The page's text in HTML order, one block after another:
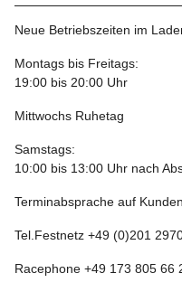
Neue Betriebszeiten im
Montags bis Freitags:
19:00 bis 20:00 Uhr
Mittwochs Ruhetag
Samstags:
10:00 bis 13:00 Uhr nach
Terminabsprache auf
Tel.Festnetz +49 (0)201
Racephone +49 173 805 66